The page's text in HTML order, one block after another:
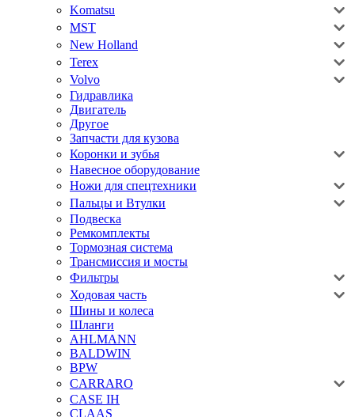
Komatsu
MST
New Holland
Terex
Volvo
Гидравлика
Двигатель
Другое
Запчасти для кузова
Коронки и зубья
Навесное оборудование
Ножи для спецтехники
Пальцы и Втулки
Подвеска
Ремкомплекты
Тормозная система
Трансмиссия и мосты
Фильтры
Ходовая часть
Шины и колеса
Шланги
AHLMANN
BALDWIN
BPW
CARRARO
CASE IH
CLAAS